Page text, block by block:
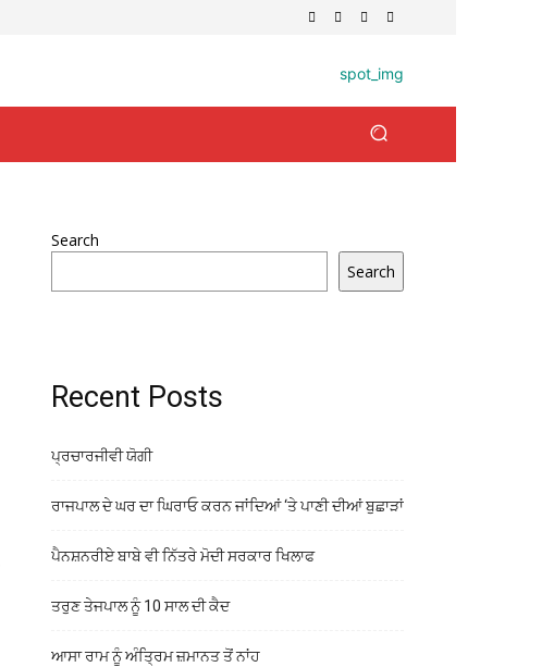
Search
Search
Recent Posts
ਪ੍ਰਚਾਰਜੀਵੀ ਯੋਗੀ
ਰਾਜਪਾਲ ਦੇ ਘਰ ਦਾ ਘਿਰਾਓ ਕਰਨ ਜਾਂਦਿਆਂ ‘ਤੇ ਪਾਣੀ ਦੀਆਂ ਬੁਛਾੜਾਂ
ਪੈਨਸ਼ਨਰੀਏ ਬਾਬੇ ਵੀ ਨਿੱਤਰੇ ਮੋਦੀ ਸਰਕਾਰ ਖਿਲਾਫ
ਤਰੁਣ ਤੇਜਪਾਲ ਨੂੰ 10 ਸਾਲ ਦੀ ਕੈਦ
ਆਸਾ ਰਾਮ ਨੂੰ ਅੰਤ੍ਰਿਮ ਜ਼ਮਾਨਤ ਤੋਂ ਨਾਂਹ